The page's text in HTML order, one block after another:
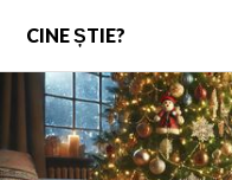
content
CINE ȘTIE?